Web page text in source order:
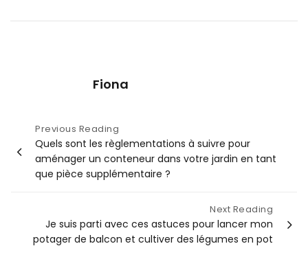
Fiona
Navigation
de
l’article
Previous Reading
Quels sont les règlementations à suivre pour
aménager un conteneur dans votre jardin en tant
que pièce supplémentaire ?
Next Reading
Je suis parti avec ces astuces pour lancer mon
potager de balcon et cultiver des légumes en pot